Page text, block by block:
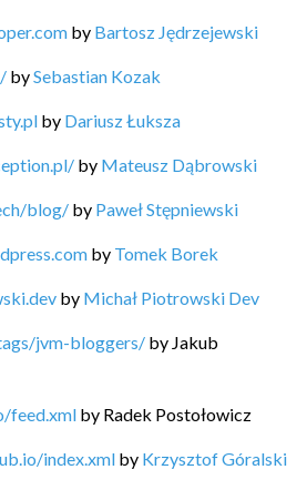
by Bartosz Jędrzejewski
bySebastian Kozak
by Dariusz Łuksza
by Mateusz Dąbrowski
blog/ by Paweł Stępniewski
by Tomek Borek
by Michał Piotrowski Dev
jvm-bloggers/ by Jakub
feed.xml by Radek Postołowicz
index.xml by Krzysztof Góralski